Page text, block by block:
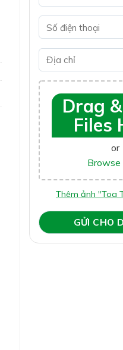
Drag
Files
or
Browse
Thêm ảnh "Toa